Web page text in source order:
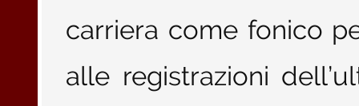
carriera come fonico
alle registrazioni